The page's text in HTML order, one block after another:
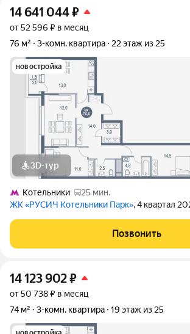
14 641 044₽
от 52 596 ₽ в месяц
76 м²
3-комн. квартира 22 этаж из 25
новостройка
3D-тур
Котельники
25 мин.
ЖК «РУСИЧ Котельники Парк», 4 квартал
Позвонить
14 123 902₽
от 50 738 ₽ в месяц
74 м²
3-комн. квартира 19 этаж из 25